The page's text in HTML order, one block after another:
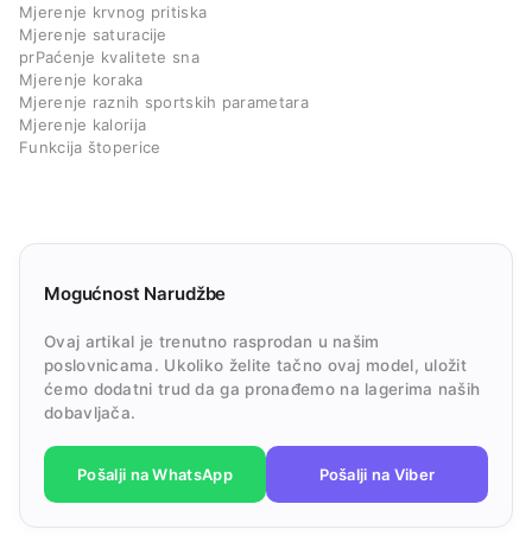
Mjerenje krvnog pritiska
Mjerenje saturacije
prPaćenje kvalitete sna
Mjerenje koraka
Mjerenje raznih sportskih parametara
Mjerenje kalorija
Funkcija štoperice
Mogućnost Narudžbe
Ovaj artikal je trenutno rasprodan u našim
poslovnicama. Ukoliko želite tačno ovaj model, uložit
ćemo dodatni trud da ga pronađemo na lagerima naših
dobavljača.
Pošalji na WhatsApp Pošalji na Viber